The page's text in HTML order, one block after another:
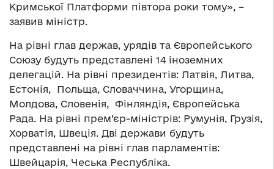
Кримської Платформи півтора роки тому», –
заявив міністр.
На рівні глав держав, урядів та Європейського
Союзу будуть представлені 14 іноземних
делегацій. На рівні президентів: Латвія, Литва,
Естонія, Польща, Словаччина, Угорщина,
Молдова, Словенія, Фінляндія, Європейська
Рада. На рівні прем’єр-міністрів: Румунія, Грузія,
Хорватія, Швеція. Дві держави будуть
представлені на рівні глав парламентів:
Швейцарія, Чеська Республіка.